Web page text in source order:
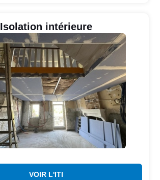
Isolation intérieure
VOIR L'ITI